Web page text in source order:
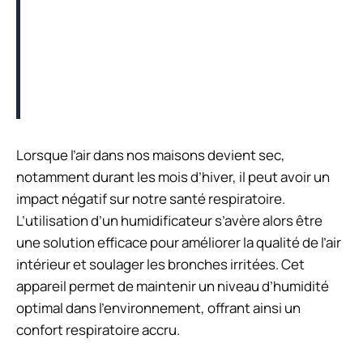
Lorsque l’air dans nos maisons devient sec,
notamment durant les mois d’hiver, il peut avoir un
impact négatif sur notre santé respiratoire.
L’utilisation d’un humidificateur s’avère alors être
une solution efficace pour améliorer la qualité de l’air
intérieur et soulager les bronches irritées. Cet
appareil permet de maintenir un niveau d’humidité
optimal dans l’environnement, offrant ainsi un
confort respiratoire accru.